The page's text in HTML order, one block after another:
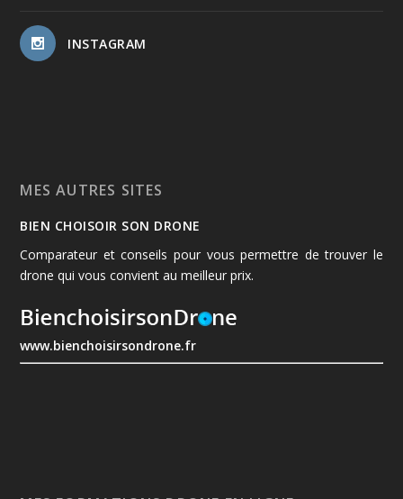
INSTAGRAM
MES AUTRES SITES
BIEN CHOISOIR SON DRONE
Comparateur et conseils pour vous permettre de trouver le
drone qui vous convient au meilleur prix.
www.bienchoisirsondrone.fr